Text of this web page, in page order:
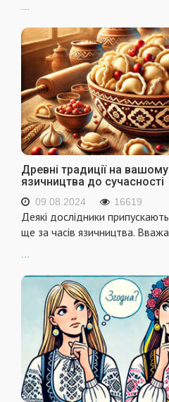
...
Древні традиції на
язичництва до сучасності
09.08.2024 16619
Деякі дослідники
ще за часів язичництва.